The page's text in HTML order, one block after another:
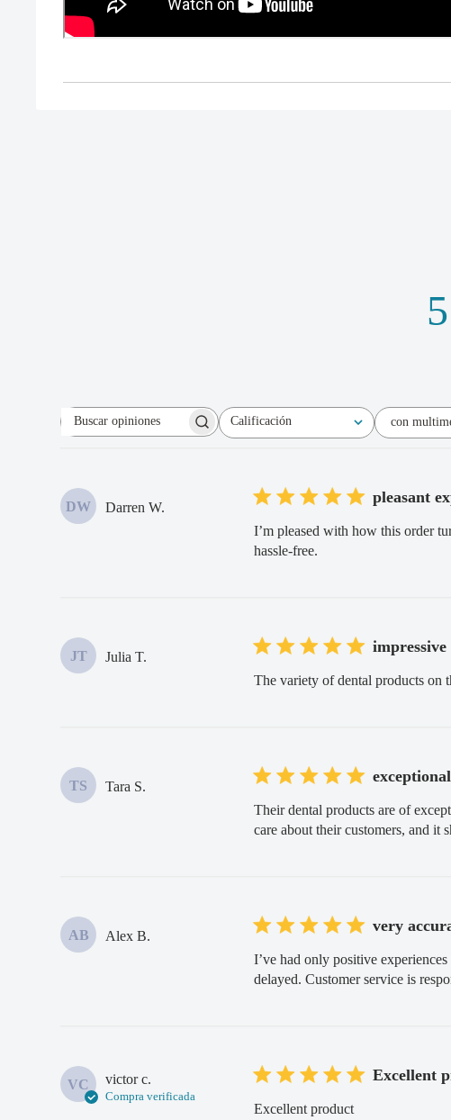
5
Buscar
Calificación
Todas las clasificaciones con
DW Darren W.
pleasant
I’m pleased with how this order
hassle-free.
JT Julia T.
impressive
The variety of dental products on
TS Tara S.
exceptional
Their dental products are of
care about their customers, and it
AB Alex B.
very
I’ve had only positive
delayed. Customer service is
VC victor c.
Compra verificada
Excellent
Excellent product